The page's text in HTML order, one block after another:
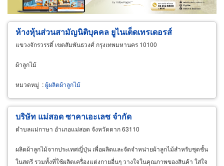
ผู้ส่งออก/นำเข้า
ธุรกิจบริการ
ห้างหุ้นส่วนสามัญนิติบุคคล ยูไนเต็ดเทรเดอรส์
แขวงจักรวรรดิ์ เขตสัมพันธวงศ์ กรุงเทพมหานคร 10100
ผ้าลูกไม้
หมวดหมู่ :ผู้ผลิตผ้าลูกไม้
บริษัท แม่สอด ซาคาเอะเลซ จำกัด
ตำบลแม่กาษา อำเภอแม่สอด จังหวัดตาก 63110
ผลิตผ้าลูกไม้จากประเทศญี่ปุ่น เพื่อผลิตและจัดจำหน่ายผ้าลูกไม้สำหรับชุดชั้น
ในสตรี รวมทั้งที่ใช้ผลิตเครื่องแต่งกายอื่นๆ วางใจในคุณภาพของสินค้า ใส่ใจ